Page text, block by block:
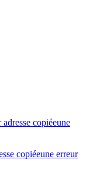
adresse copiéeune
copiéeune erreur